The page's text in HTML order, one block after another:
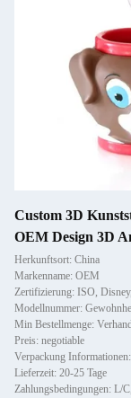
Custom 3D
OEM Design 3D
Herkunftsort: China
Markenname: OEM
Zertifizierung: ISO,
Modellnummer:
Min Bestellmenge:
Preis: negotiable
Verpackung
Lieferzeit: 20-25 Tage
Zahlungsbedingungen: L/